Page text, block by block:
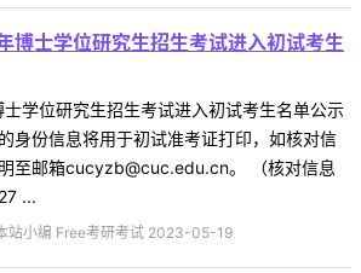
博士学位研究生招生考试进入初试考生
学位研究生招生考试进入初试考生名单公示
身份信息将用于初试准考证打印，如核对信
至邮箱cucyzb@cuc.edu.cn。 （核对信息
...
站小编 Free考研考试 2023-05-19